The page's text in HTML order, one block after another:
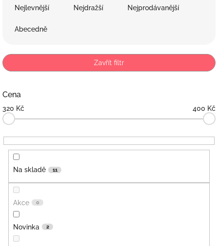
p
r
d
k
t
ů
Nejlevnější Nejdražší Nejprodávanější
Abecedně
Zavřít filtr
Cena
320 Kč 400 Kč
Na skladě 11
Akce 0
Novinka 2